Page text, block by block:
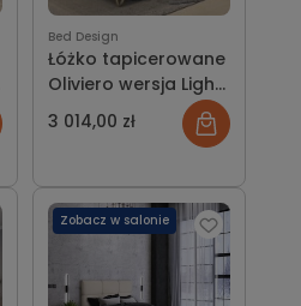
Bed Design
Łóżko tapicerowane
Oliviero wersja Light
z pojemnikiem lub
bez
3 014,00 zł
Zobacz w salonie